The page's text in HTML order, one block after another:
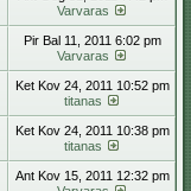
Varvaras
Pir Bal 11, 2011 6:02 pm
Varvaras
Ket Kov 24, 2011 10:52 pm
titanas
Ket Kov 24, 2011 10:38 pm
titanas
Ant Kov 15, 2011 12:32 pm